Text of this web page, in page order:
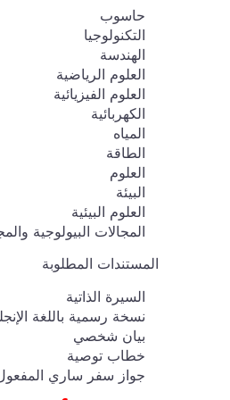
حاسوب
التكنولوجيا
الهندسة
العلوم الرياضية
العلوم الفيزيائية
الكهربائية
المياه
الطاقة
العلوم
البيئة
العلوم البيئية
المجالات البيولوجية
المستندات المطلوبة
السيرة الذاتية
نسخة رسمية باللغة
بيان شخصي
خطاب توصية
جواز سفر ساري